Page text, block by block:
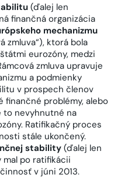
(ďalej len
finančná organizácia
mechanizmu
zmluva“), ktorá bola
eurozóny, medzi
zmluva upravuje
a podmienky
v prospech členov
finančné problémy, alebo
to nevyhnutné na
Ratifikačný proces
stále ukončený.
stability (ďalej len
mal po ratifikácii
v júni 2013.